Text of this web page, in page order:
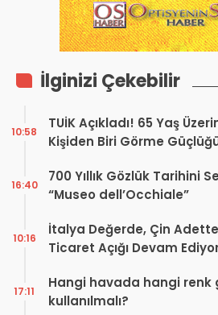
İlginizi Çekebilir
TUİK Açıkladı! 65 Yaş
Kişiden Biri Görme
10:58
700 Yıllık Gözlük Tarihini
“Museo dell’Occhiale”
16:40
İtalya Değerde, Çin Adette
Ticaret Açığı Devam
10:16
Hangi havada hangi renk
kullanılmalı?
17:11